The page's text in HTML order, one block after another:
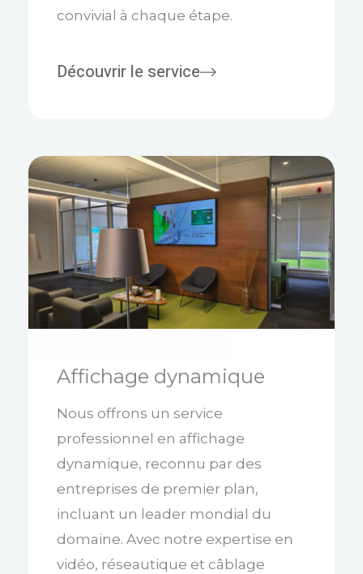
convivial à chaque étape.
Découvrir le service
Affichage dynamique
Nous offrons un service
professionnel en affichage
dynamique, reconnu par des
entreprises de premier plan,
incluant un leader mondial du
domaine. Avec notre expertise en
vidéo, réseautique et câblage